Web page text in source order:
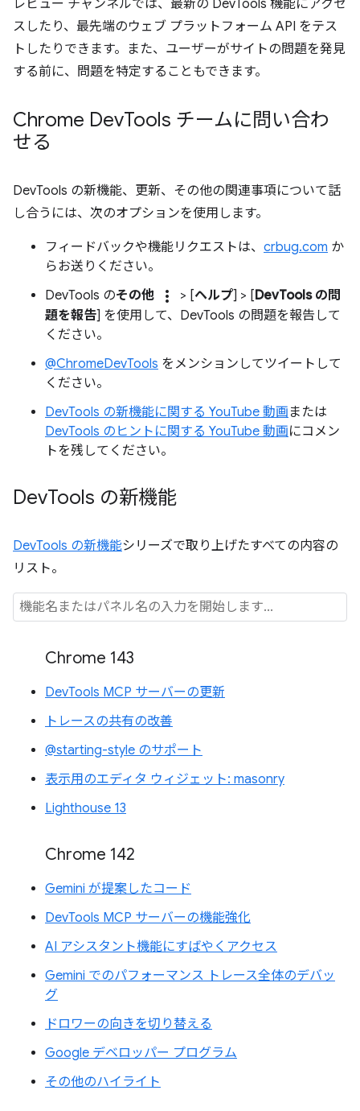
レビュー チャンネルでは、最新の DevTools 機能にアクセ
スしたり、最先端のウェブ プラットフォーム API をテス
トしたりできます。また、ユーザーがサイトの問題を発見
する前に、問題を特定することもできます。
Chrome DevTools チームに問い合わ
せる
DevTools の新機能、更新、その他の関連事項について話
し合うには、次のオプションを使用します。
フィードバックや機能リクエストは、 crbug.com か
らお送りください。
DevTools のその他 more_vert > [ヘルプ] > [DevTools の問
題を報告] を使用して、DevTools の問題を報告して
ください。
@ChromeDevTools をメンションしてツイートして
ください。
DevTools の新機能に関する YouTube 動画 または
DevTools のヒントに関する YouTube 動画にコメン
トを残してください。
DevTools の新機能
DevTools の新機能シリーズで取り上げたすべての内容の
リスト。
Chrome 143
DevTools MCP サーバーの更新
トレースの共有の改善
@starting-style のサポート
表示用のエディタ ウィジェット: masonry
Lighthouse 13
Chrome 142
Gemini が提案したコード
DevTools MCP サーバーの機能強化
AI アシスタント機能にすばやくアクセス
Gemini でのパフォーマンス トレース全体のデバッ
グ
ドロワーの向きを切り替える
Google デベロッパー プログラム
その他のハイライト